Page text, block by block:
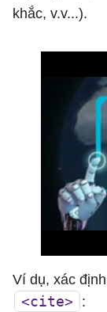
khắc, v.v...).
Ví dụ, xác
<cite> :